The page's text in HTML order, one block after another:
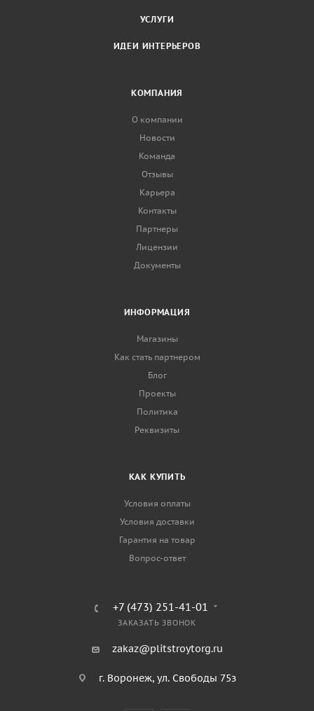
УСЛУГИ
ИДЕИ ИНТЕРЬЕРОВ
КОМПАНИЯ
О компании
Новости
Команда
Отзывы
Карьера
Контакты
Партнеры
Лицензии
Документы
ИНФОРМАЦИЯ
Магазины
Как стать партнером
Блог
Проекты
Политика
Реквизиты
КАК КУПИТЬ
Условия оплаты
Условия доставки
Гарантия на товар
Вопрос-ответ
+7 (473) 251-41-01
ЗАКАЗАТЬ ЗВОНОК
zakaz@plitstroytorg.ru
г. Воронеж, ул. Свободы 75з